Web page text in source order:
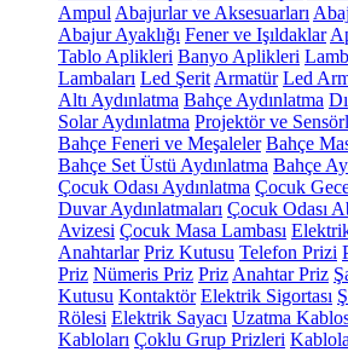
Ampul Abajurlar ve Aksesuarları
Abajur Ayaklığı Fener ve Işıldaklar
Tablo Aplikleri Banyo Aplikleri
Lambaları Led Şerit Armatür Led
Altı Aydınlatma Bahçe Aydınlatma
Solar Aydınlatma Projektör ve
Bahçe Feneri ve Meşaleler Bahçe
Bahçe Set Üstü Aydınlatma Bahçe
Çocuk Odası Aydınlatma Çocuk
Duvar Aydınlatmaları Çocuk Odası
Avizesi Çocuk Masa Lambası
Anahtarlar Priz Kutusu Telefon Prizi
Priz Nümeris Priz Priz Anahtar Priz
Kutusu Kontaktör Elektrik Sigortası
Rölesi Elektrik Sayacı Uzatma
Kabloları Çoklu Grup Prizleri